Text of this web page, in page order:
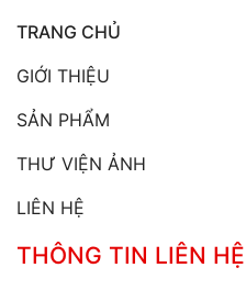
TRANG CHỦ
GIỚI THIỆU
SẢN PHẨM
THƯ VIỆN ẢNH
LIÊN HỆ
THÔNG TIN LIÊN HỆ